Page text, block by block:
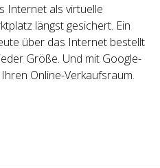
Internet als virtuelle
längst gesichert. Ein
über das Internet bestellt
Größe. Und mit Google-
Online-Verkaufsraum.